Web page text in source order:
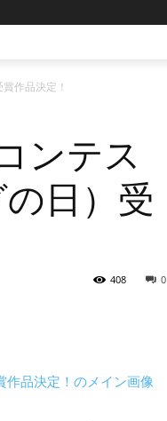
作品決定！
ンテス
日）受
0
408